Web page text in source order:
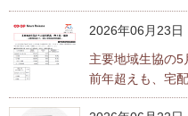
す
2026年06月23日
主要地域生協の
前年超えも、宅